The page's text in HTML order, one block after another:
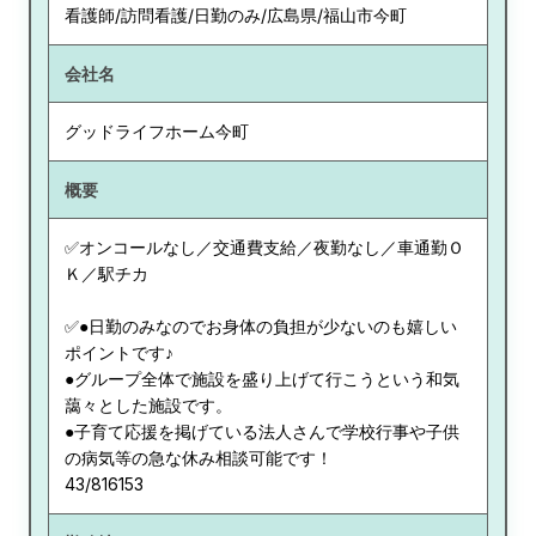
看護師/訪問看護/日勤のみ/広島県/福山市今町
会社名
グッドライフホーム今町
概要
✅オンコールなし／交通費支給／夜勤なし／車通勤Ｏ
Ｋ／駅チカ
✅●日勤のみなのでお身体の負担が少ないのも嬉しい
ポイントです♪
●グループ全体で施設を盛り上げて行こうという和気
藹々とした施設です。
●子育て応援を掲げている法人さんで学校行事や子供
の病気等の急な休み相談可能です！
43/816153